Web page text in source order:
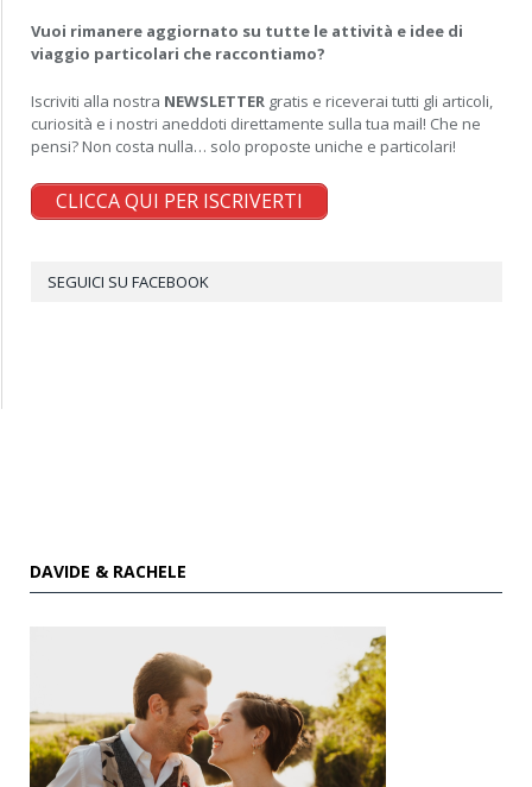
Vuoi rimanere aggiornato su tutte le attività e idee di
viaggio particolari che raccontiamo?
Iscriviti alla nostra NEWSLETTER gratis e riceverai tutti gli articoli,
curiosità e i nostri aneddoti direttamente sulla tua mail! Che ne
pensi? Non costa nulla… solo proposte uniche e particolari!
CLICCA QUI PER ISCRIVERTI
SEGUICI SU FACEBOOK
DAVIDE & RACHELE